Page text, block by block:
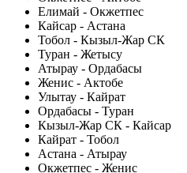
Елимай - Окжетпес
Кайсар - Астана
Тобол - Кызыл-Жар СК
Туран - Жетысу
Атырау - Ордабасы
Женис - Актобе
Улытау - Кайрат
Ордабасы - Туран
Кызыл-Жар СК - Кайсар
Кайрат - Тобол
Астана - Атырау
Окжетпес - Женис